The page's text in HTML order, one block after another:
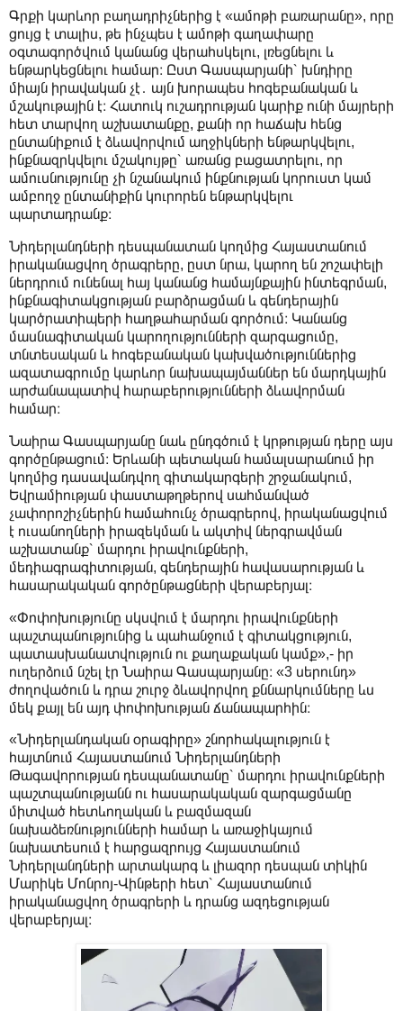
Գրքի կարևոր բաղադրիչներից է «ամոթի բառարանը», որը
ցույց է տալիս, թե ինչպես է ամոթի գաղափարը
օգտագործվում կանանց վերահսկելու, լռեցնելու և
ենթարկեցնելու համար։ Ըստ Գասպարյանի՝ խնդիրը
միայն իրավական չէ․ այն խորապես հոգեբանական և
մշակութային է։ Հատուկ ուշադրության կարիք ունի մայրերի
հետ տարվող աշխատանքը, քանի որ հաճախ հենց
ընտանիքում է ձևավորվում աղջիկների ենթարկվելու,
ինքնազրկվելու մշակույթը՝ առանց բացատրելու, որ
ամուսնությունը չի նշանակում ինքնության կորուստ կամ
ամբողջ ընտանիքին կուրորեն ենթարկվելու
պարտադրանք։
Նիդերլանդների դեսպանատան կողմից Հայաստանում
իրականացվող ծրագրերը, ըստ նրա, կարող են շոշափելի
ներդրում ունենալ հայ կանանց համայնքային ինտեգրման,
ինքնագիտակցության բարձրացման և գենդերային
կարծրատիպերի հաղթահարման գործում։ Կանանց
մասնագիտական կարողությունների զարգացումը,
տնտեսական և հոգեբանական կախվածություններից
ազատագրումը կարևոր նախապայմաններ են մարդկային
արժանապատիվ հարաբերությունների ձևավորման
համար։
Նաիրա Գասպարյանը նաև ընդգծում է կրթության դերը այս
գործընթացում։ Երևանի պետական համալսարանում իր
կողմից դասավանդվող գիտակարգերի շրջանակում,
Եվրամիության փաստաթղթերով սահմանված
չափորոշիչներին համահունչ ծրագրերով, իրականացվում
է ուսանողների իրազեկման և ակտիվ ներգրավման
աշխատանք՝ մարդու իրավունքների,
մեդիագրագիտության, գենդերային հավասարության և
հասարակական գործընթացների վերաբերյալ։
«Փոփոխությունը սկսվում է մարդու իրավունքների
պաշտպանությունից և պահանջում է գիտակցություն,
պատասխանատվություն ու քաղաքական կամք»,- իր
ուղերձում նշել էր Նաիրա Գասպարյանը։ «3 սերունդ»
ժողովածուն և դրա շուրջ ձևավորվող քննարկումները ևս
մեկ քայլ են այդ փոփոխության ճանապարհին։
«Նիդերլանդական օրագիրը» շնորհակալություն է
հայտնում Հայաստանում Նիդերլանդների
Թագավորության դեսպանատանը՝ մարդու իրավունքների
պաշտպանությանն ու հասարակական զարգացմանը
միտված հետևողական և բազմազան
նախաձեռնությունների համար և առաջիկայում
նախատեսում է հարցազրույց Հայաստանում
Նիդերլանդների արտակարգ և լիազոր դեսպան տիկին
Մարիկե Մոնրոյ-Վինթերի հետ՝ Հայաստանում
իրականացվող ծրագրերի և դրանց ազդեցության
վերաբերյալ։